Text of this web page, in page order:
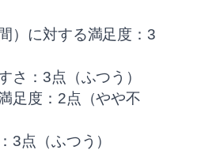
）に対する満足度：3
さ：3点（ふつう）
足度：2点（やや不
3点（ふつう）